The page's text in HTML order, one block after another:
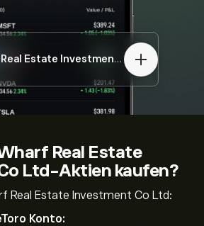
Wharf Real Estate Investment Co Ltd 1997.HK
Real Estate
Ltd-Aktien kaufen?
Real Estate Investment Co Ltd:
Konto: